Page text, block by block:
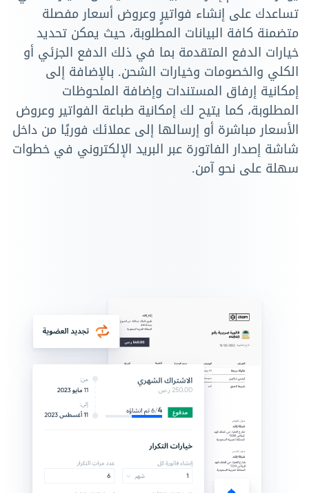
تساعدك على إنشاء فواتيرٍ وعروض أسعار مفصلة
متضمنة كافة البيانات المطلوبة، حيث يمكن تحديد
خيارات الدفع المتقدمة بما في ذلك الدفع الجزئي أو
الكلي والخصومات وخيارات الشحن. بالإضافة إلى
إمكانية إرفاق المستندات وإضافة الملحوظات
المطلوبة، كما يتيح لك إمكانية طباعة الفواتير وعروض
الأسعار مباشرة أو إرسالها إلى عملائك فوريًا من داخل
شاشة إصدار الفاتورة عبر البريد الإلكتروني في خطوات
سهلة على نحو آمن.